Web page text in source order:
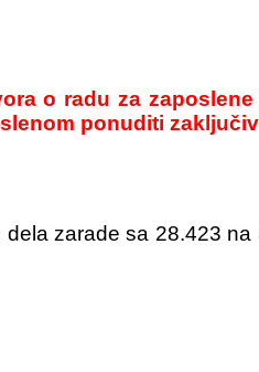
o radu za
ponuditi
zarade sa 28.423 na